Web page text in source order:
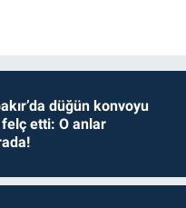
düğün konvoyu
etti: O anlar